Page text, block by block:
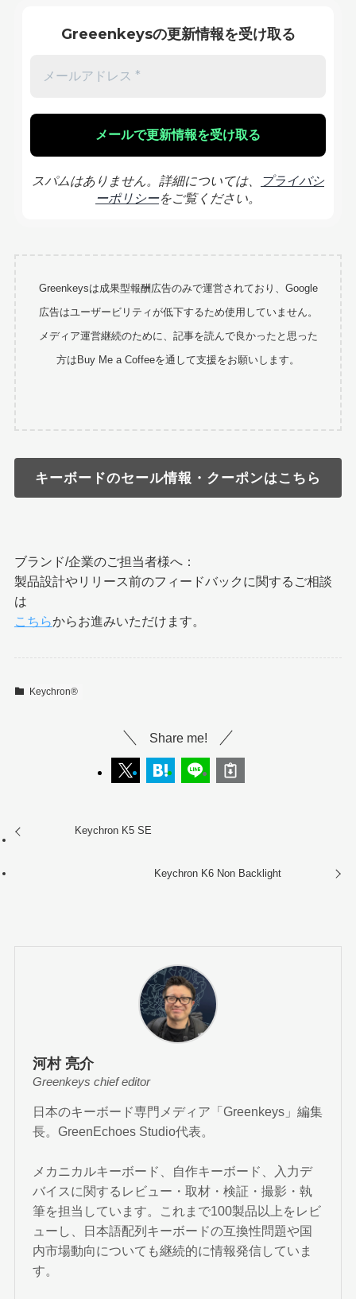
Greeenkeysの更新情報を受け取る
スパムはありません。詳細については、
プライバシ
ーポリシーをご覧ください。
Greenkeysは成果型報酬広告のみで運営されており、Google
広告はユーザービリティが低下するため使用していません。
メディア運営継続のために、記事を読んで良かったと思った
方はBuy Me a Coffeeを通して支援をお願いします。
キーボードのセール情報・クーポンはこちら
ブランド/企業のご担当者様へ：
製品設計やリリース前のフィードバックに関するご相談
は
こちらからお進みいただけます。
Keychron®︎
Share me!
Keychron K5 SE
Keychron K6 Non Backlight
河村 亮介
Greenkeys chief editor
日本のキーボード専門メディア「Greenkeys」編集
長。GreenEchoes Studio代表。
メカニカルキーボード、自作キーボード、入力デ
バイスに関するレビュー・取材・検証・撮影・執
筆を担当しています。これまで100製品以上をレビ
ューし、日本語配列キーボードの互換性問題や国
内市場動向についても継続的に情報発信していま
す。